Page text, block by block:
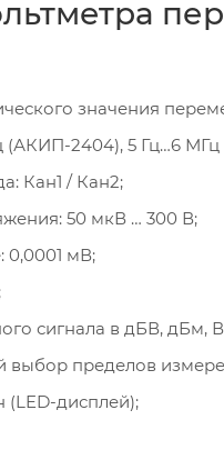
значения
(АКИП-2404), 5 Гц…6 МГц
Кан1 / Кан2;
50 мкВ … 300 В;
0,0001 мВ;
сигнала в дБВ, дБм,
выбор пределов
(LED-дисплей);